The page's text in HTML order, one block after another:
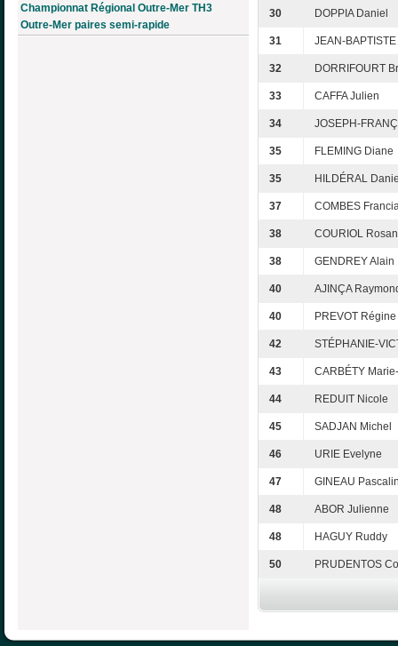
Championnat Régional Outre-Mer TH3
Outre-Mer paires semi-rapide
30 DOPPIA Daniel
31 JEAN-
32 DORRIFOURT
33 CAFFA Julien
34 JOSEPH-
35 FLEMING Diane
35 HILDÉRAL
37 COMBES
38 COURIOL Rosan
38 GENDREY Alain
40 AJINÇA
40 PREVOT Régine
42 STÉPHANIE-
43 CARBÉTY
44 REDUIT Nicole
45 SADJAN Michel
46 URIE Evelyne
47 GINEAU
48 ABOR Julienne
48 HAGUY Ruddy
50 PRUDENTOS